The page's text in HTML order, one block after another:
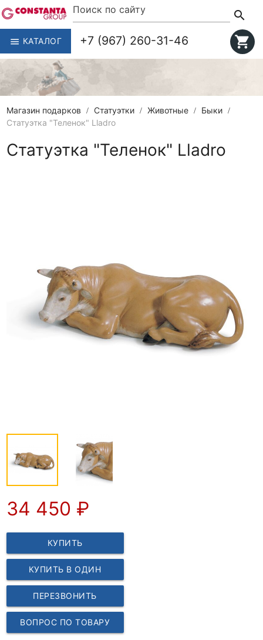
menu КАТАЛОГ
search
+7 (967) 260-31-46
shopping_cart
Магазин подарков Статуэтки Животные
Быки
Статуэтка "Теленок" Lladro
Статуэтка "Теленок" Lladro
34 450 ₽
КУПИТЬ
КУПИТЬ В ОДИН
КЛИК
ПЕРЕЗВОНИТЬ
ВОПРОС ПО ТОВАРУ